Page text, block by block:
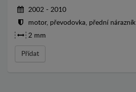
2002 - 2010
motor, převodovka, přední nárazník
2 mm
Přídat